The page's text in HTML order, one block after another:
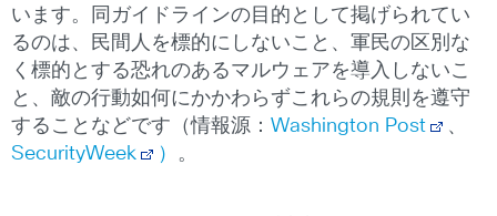
います。同ガイドラインの目的として掲げられてい
るのは、民間人を標的にしないこと、軍民の区別な
く標的とする恐れのあるマルウェアを導入しないこ
と、敵の行動如何にかかわらずこれらの規則を遵守
することなどです（情報源： Washington Post
、
SecurityWeek
） 。